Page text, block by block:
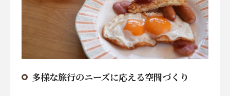
多様な旅行のニーズに応える空間づくり